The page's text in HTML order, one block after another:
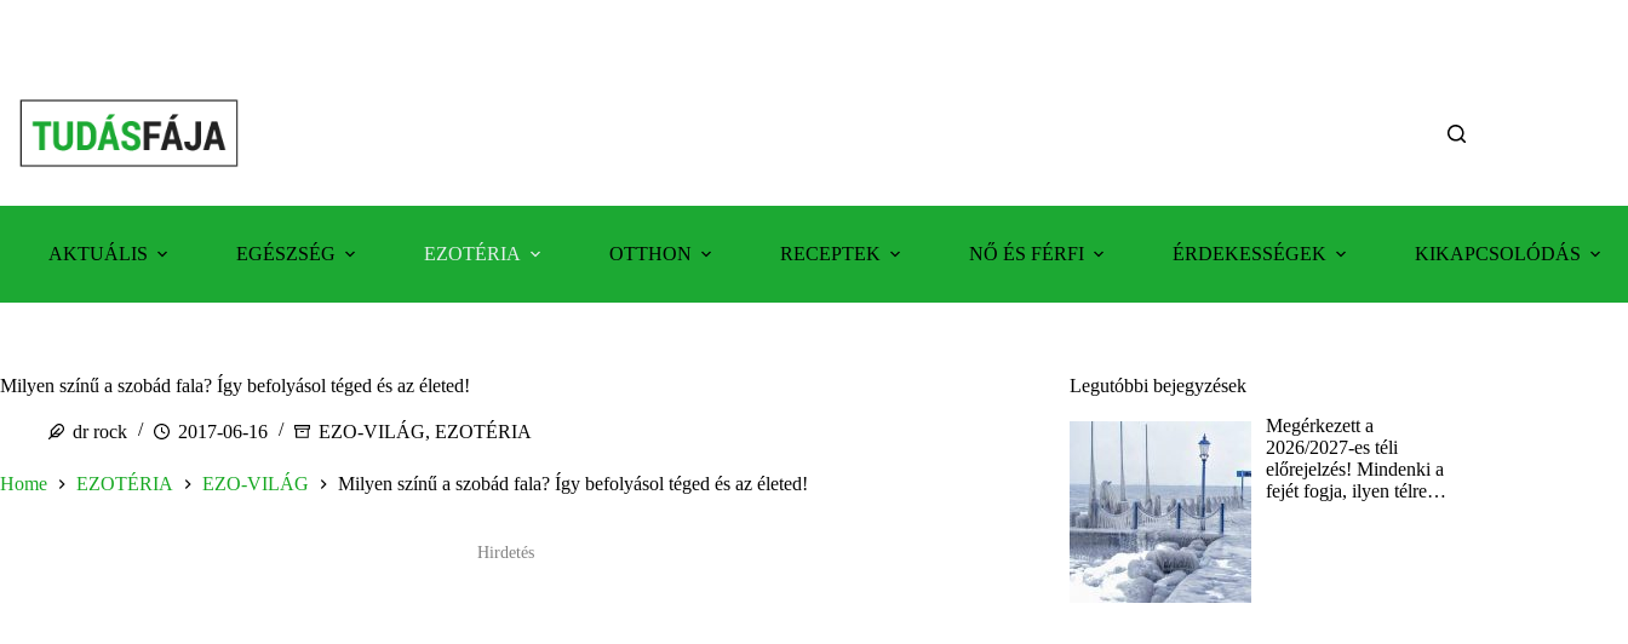
AKTUÁLIS EGÉSZSÉG EZOTÉRIA OTTHON RECEPTEK NŐ ÉS FÉRFI ÉRDEKESSÉGEK KIKAPCSOLÓDÁS
Milyen színű a szobád fala? Így befolyásol téged és az életed!
dr rock 2017-06-16 EZO-VILÁG, EZOTÉRIA
Home EZOTÉRIA EZO-VILÁG Milyen színű a szobád fala? Így befolyásol téged és az életed!
Hirdetés
Legutóbbi bejegyzések
Megérkezett a
2026/2027-es téli
előrejelzés! Mindenki a
fejét fogja, ilyen télre…